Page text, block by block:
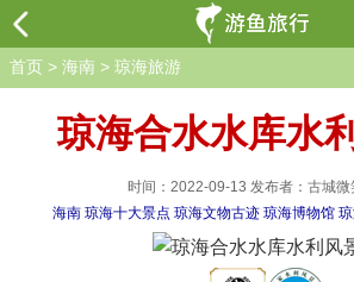
首页 > 海南 > 琼海旅游
琼海合水水库水
时间：2022-09-13 发布者：古城微
海南 琼海十大景点 琼海文物古迹 琼海博物馆